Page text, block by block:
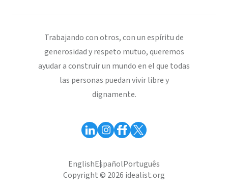
Trabajando con otros, con un espíritu de
generosidad y respeto mutuo, queremos
ayudar a construir un mundo en el que todas
las personas puedan vivir libre y
dignamente.
EnglishEspañolPortuguês
Copyright © 2026 idealist.org